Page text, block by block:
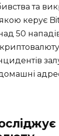
та
керує
50
домашні